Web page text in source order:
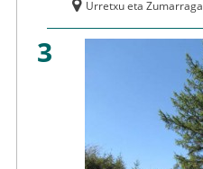
Urretxu eta Zumarraga
3